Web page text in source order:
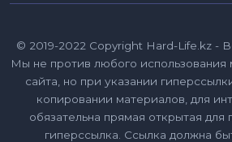
© 2019-2022 Copyright Hard-Life.kz -
Мы не против любого использования
сайта, но при указании
копировании материалов, для
обязательна прямая открытая для
гиперссылка. Ссылка должна